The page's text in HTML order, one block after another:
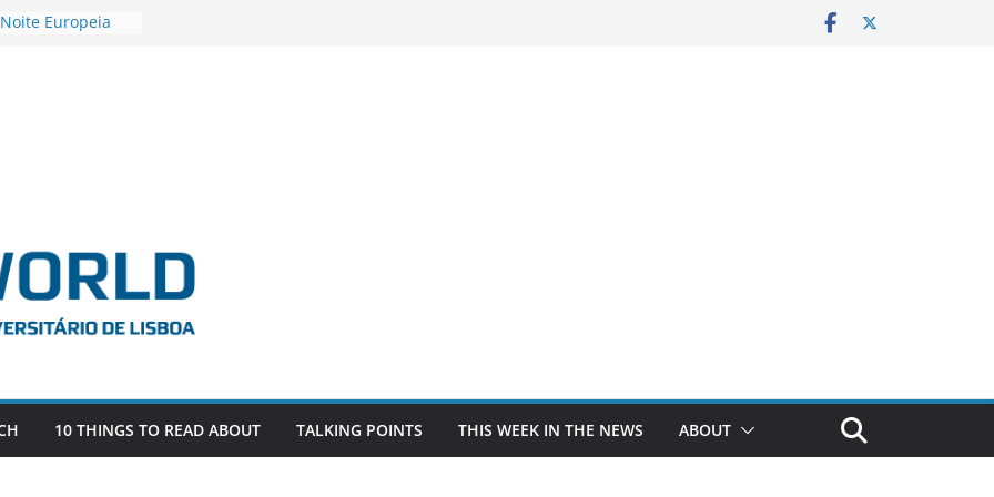
Europeia
as the
EU, Russia
SAGE
10 THINGS TO READ ABOUT TALKING POINTS THIS WEEK IN THE NEWS ABOUT